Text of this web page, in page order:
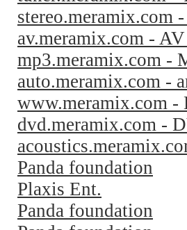
stereo.meramix.com
av.meramix.com -
mp3.meramix.com -
auto.meramix.com -
www.meramix.com -
dvd.meramix.com -
Panda foundation
Plaxis Ent.
Panda foundation